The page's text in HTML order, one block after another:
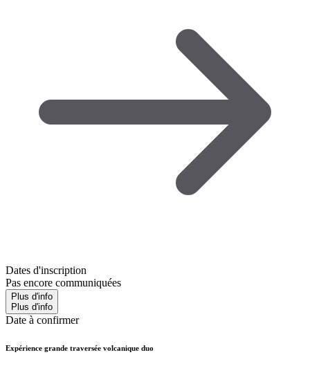
Dates d'inscription
Pas encore communiquées
Plus d'info
Plus d'info
Date à confirmer
Expérience grande traversée volcanique duo